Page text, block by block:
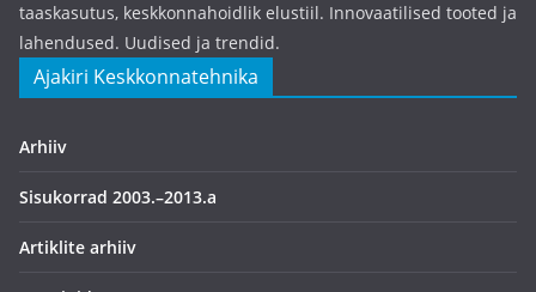
taaskasutus, keskkonnahoidlik elustiil. Innovaatilised tooted ja
lahendused. Uudised ja trendid.
Ajakiri Keskkonnatehnika
Arhiiv
Sisukorrad 2003.–2013.a
Artiklite arhiiv